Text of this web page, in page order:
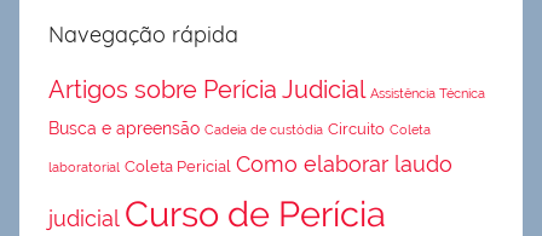
Navegação rápida
Artigos sobre Perícia Judicial Assistência Técnica
Busca e apreensão Cadeia de custódia Circuito Coleta
laboratorial Coleta Pericial Como elaborar laudo
judicial Curso de Perícia